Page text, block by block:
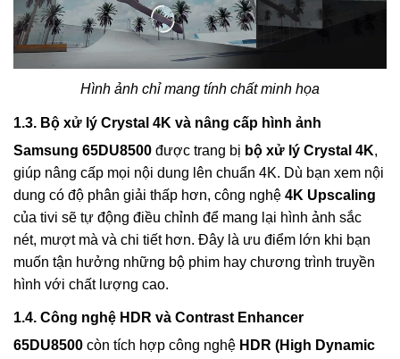
Hình ảnh chỉ mang tính chất minh họa
1.3. Bộ xử lý Crystal 4K và nâng cấp hình ảnh
Samsung 65DU8500 được trang bị bộ xử lý Crystal 4K,
giúp nâng cấp mọi nội dung lên chuẩn 4K. Dù bạn xem nội
dung có độ phân giải thấp hơn, công nghệ 4K Upscaling
của tivi sẽ tự động điều chỉnh để mang lại hình ảnh sắc
nét, mượt mà và chi tiết hơn. Đây là ưu điểm lớn khi bạn
muốn tận hưởng những bộ phim hay chương trình truyền
hình với chất lượng cao.
1.4. Công nghệ HDR và Contrast Enhancer
65DU8500 còn tích hợp công nghệ HDR (High Dynamic